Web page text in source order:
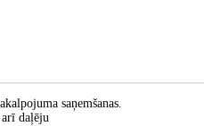
saņemšanas.
daļēju